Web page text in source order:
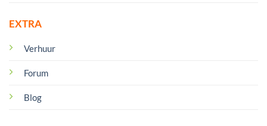
EXTRA
Verhuur
Forum
Blog